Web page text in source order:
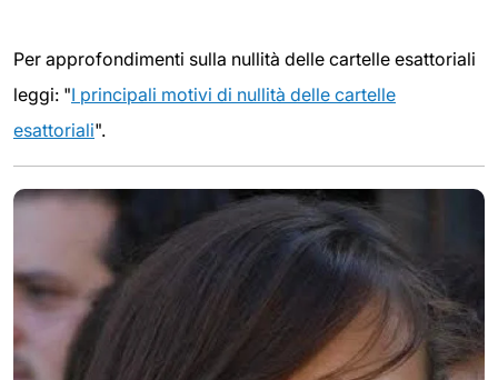
Per approfondimenti sulla nullità delle cartelle esattoriali
leggi: "I principali motivi di nullità delle cartelle
esattoriali".